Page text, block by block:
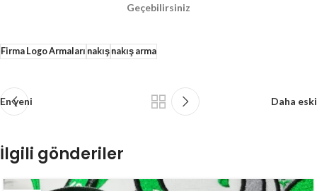
Geçebilirsiniz
Firma Logo Armaları nakışnakış arma
En yeni Daha eski
İlgili gönderiler